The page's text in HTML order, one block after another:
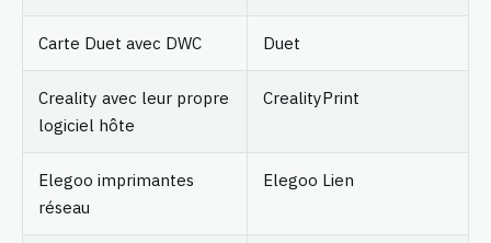
Carte Duet avec DWC Duet
Creality avec leur propre
logiciel hôte
CrealityPrint
Elegoo imprimantes
réseau
Elegoo Lien